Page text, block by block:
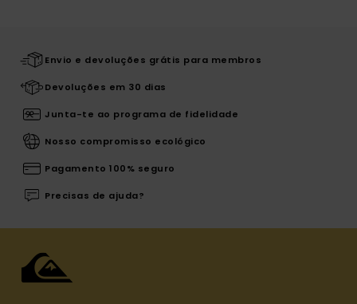
Envio e devoluções grátis para membros
Devoluções em 30 dias
Junta-te ao programa de fidelidade
Nosso compromisso ecológico
Pagamento 100% seguro
Precisas de ajuda?